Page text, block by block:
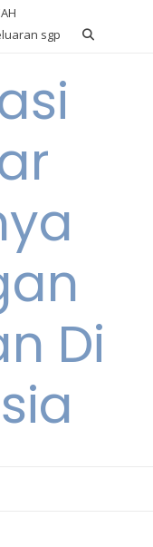
sgp
Di